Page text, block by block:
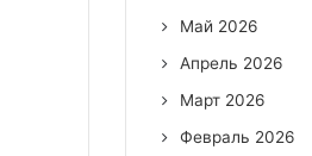
Май 2026
Апрель 2026
Март 2026
Февраль 2026